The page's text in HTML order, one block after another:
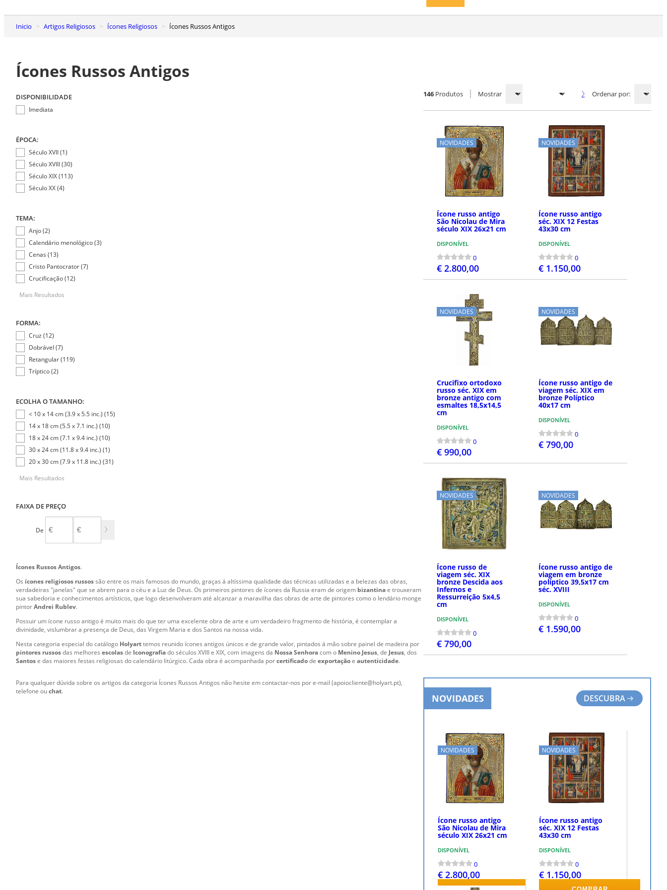
Inicio Artigos Religiosos Ícones Religiosos Ícones Russos Antigos
Ícones Russos Antigos
DISPONIBILIDADE
Imediata
ÉPOCA:
Século XVII (1)
Século XVIII (30)
Século XIX (113)
Século XX (4)
TEMA:
Anjo (2)
Calendário menológico (3)
Cenas (13)
Cristo Pantocrator (7)
Crucificação (12)
Mais Resultados
FORMA:
Cruz (12)
Dobrável (7)
Retangular (119)
Tríptico (2)
ECOLHA O TAMANHO:
< 10 x 14 cm (3.9 x 5.5 inc.) (15)
14 x 18 cm (5.5 x 7.1 inc.) (10)
18 x 24 cm (7.1 x 9.4 inc.) (10)
30 x 24 cm (11.8 x 9.4 inc.) (1)
20 x 30 cm (7.9 x 11.8 inc.) (31)
Mais Resultados
FAIXA DE PREÇO
De
Ícones Russos Antigos.
Os ícones religiosos russossão entre os mais famosos do mundo, graças á altíssima qualidade das técnicas utilizadas e a belezas das obras,
verdadeiras "janelas" que se abrem para o céu e a Luz de Deus. Os primeiros pintores de ícones da Russia eram de origem bizantinae trouxeram
sua sabedoria e conhecimentos artísticos, que logo desenvolveram até alcanzar a maravilha das obras de arte de pintores como o lendário monge
pintorAndrei Rublev.
Possuir um ícone russo antigo é muito mais do que ter uma excelente obra de arte e um verdadeiro fragmento de história, é contemplar a
divinidade, vislumbrar a presença de Deus, das Virgem Maria e dos Santos na nossa vida.
Nesta categoria especial do catálogo Holyarttemos reunido ícones antigos únicos e de grande valor, pintados á mão sobre painel de madeira por
pintores russosdas melhores escolasde Iconografiado séculos XVIII e XIX, com imagens da Nossa Senhoracom o Menino Jesus, de Jesus, dos
Santose das maiores festas religiosas do calendário litúrgico. Cada obra é acompanhada porcertificadode exportaçãoe autenticidade.
Para qualquer dúvida sobre os artigos da categoria Ícones Russos Antigos não hesite em contactar-nos por e-mail (apoiocliente@holyart.pt),
telefone ouchat.
146 Produtos Mostrar Ordenar por:
NOVIDADES
Ícone russo antigo
São Nicolau de Mira
século XIX 26x21 cm
DISPONÍVEL
0
€ 2.800,00
NOVIDADES
Ícone russo antigo
séc. XIX 12 Festas
43x30 cm
DISPONÍVEL
0
€ 1.150,00
NOVIDADES
Crucifixo ortodoxo
russo séc. XIX em
bronze antigo com
esmaltes 18,5x14,5
cm
DISPONÍVEL
0
€ 990,00
NOVIDADES
Ícone russo antigo de
viagem séc. XIX em
bronze Políptico
40x17 cm
DISPONÍVEL
0
€ 790,00
NOVIDADES
Ícone russo de
viagem séc. XIX
bronze Descida aos
Infernos e
Ressurreição 5x4,5
cm
DISPONÍVEL
0
€ 790,00
NOVIDADES
Ícone russo antigo de
viagem em bronze
políptico 39,5x17 cm
séc. XVIII
DISPONÍVEL
0
€ 1.590,00
NOVIDADES DESCUBRA
NOVIDADES
Ícone russo antigo
São Nicolau de Mira
século XIX 26x21 cm
DISPONÍVEL
0
€ 2.800,00
NOVIDADES
Ícone russo antigo
séc. XIX 12 Festas
43x30 cm
DISPONÍVEL
0
€ 1.150,00